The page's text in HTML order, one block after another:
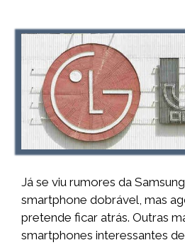
Já se viu rumores da
smartphone dobrável, mas
pretende ficar atrás. Outras
smartphones interessantes